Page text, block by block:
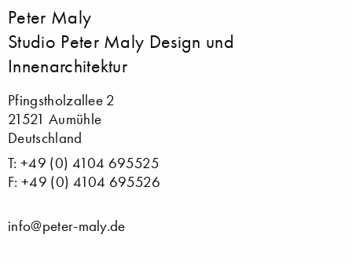
Peter Maly
Studio Peter Maly Design und
Innenarchitektur
Pfingstholzallee 2
21521 Aumühle
Deutschland
T: +49 (0) 4104 695525
F: +49 (0) 4104 695526
info@peter-maly.de